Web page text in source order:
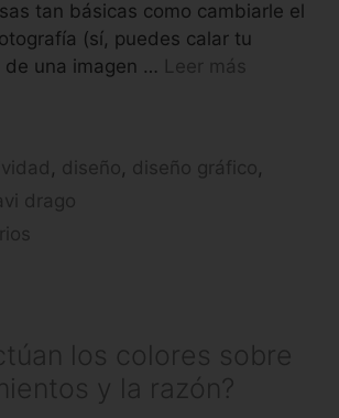
tan básicas como cambiarle el
(sí, puedes calar tu
de una imagen … Leer más
diseño diseño gráfico
drago
los colores sobre
y la razón?